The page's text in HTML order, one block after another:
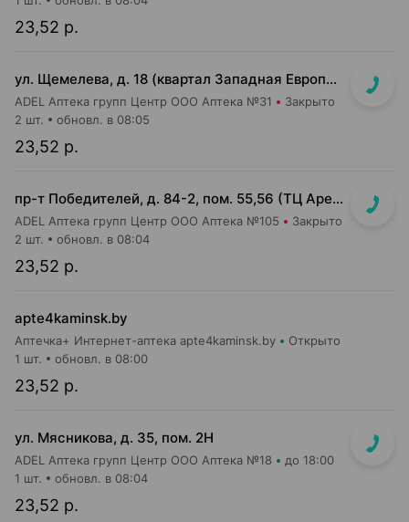
23,52 р.
ул. Щемелева, д. 18 (квартал Западная Европа, д. Амстердам)
ADEL Аптека групп Центр ООО Аптека №31 Закрыто
23,52 р.
2 шт. обновл. в 08:05
пр-т Победителей, д. 84-2, пом. 55,56 (ТЦ Арена Сити, напротив центр. входа)
ADEL Аптека групп Центр ООО Аптека №105 Закрыто
23,52 р.
2 шт. обновл. в 08:04
apte4kaminsk.by
Аптечка+ Интернет-аптека apte4kaminsk.by Открыто
23,52 р.
1 шт. обновл. в 08:00
ул. Мясникова, д. 35, пом. 2Н
ADEL Аптека групп Центр ООО Аптека №18 до 18:00
23,52 р.
1 шт. обновл. в 08:04